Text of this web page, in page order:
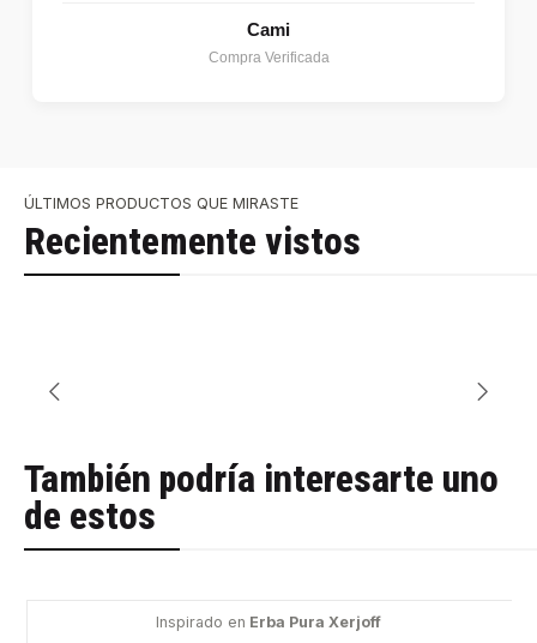
Cami
Compra Verificada
ÚLTIMOS PRODUCTOS QUE MIRASTE
Recientemente vistos
También podría interesarte uno
de estos
Inspirado en Erba Pura Xerjoff